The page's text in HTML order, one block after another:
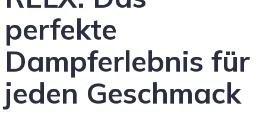
perfekte
Dampferlebnis für
jeden Geschmack